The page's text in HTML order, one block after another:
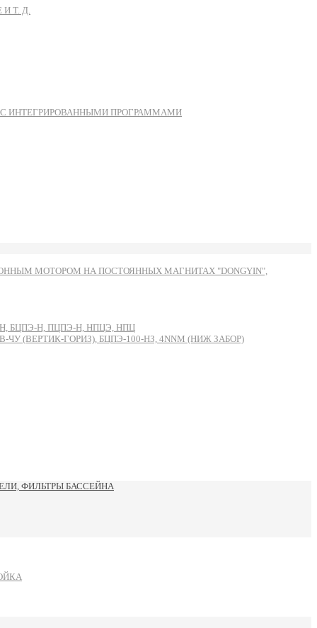
Т. Д.
ИНТЕГРИРОВАННЫМИ ПРОГРАММАМИ
МОТОРОМ НА ПОСТОЯННЫХ МАГНИТАХ "DONGYIN",
БЦПЭ-Н, ПЦПЭ-Н, НПЦЭ, НПЦ
(ВЕРТИК-ГОРИЗ), БЦПЭ-100-НЗ, 4NNM (НИЖ ЗАБОР)
ФИЛЬТРЫ БАССЕЙНА